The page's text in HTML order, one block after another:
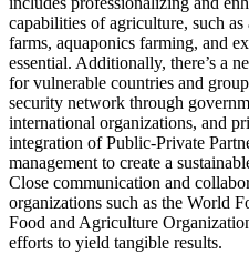
capabilities of agriculture, such
farms, aquaponics farming, and
essential. Additionally, there’s a
for vulnerable countries and
security network through
international organizations, and
integration of Public-Private
management to create a
Close communication and
organizations such as the World
Food and Agriculture
efforts to yield tangible results.